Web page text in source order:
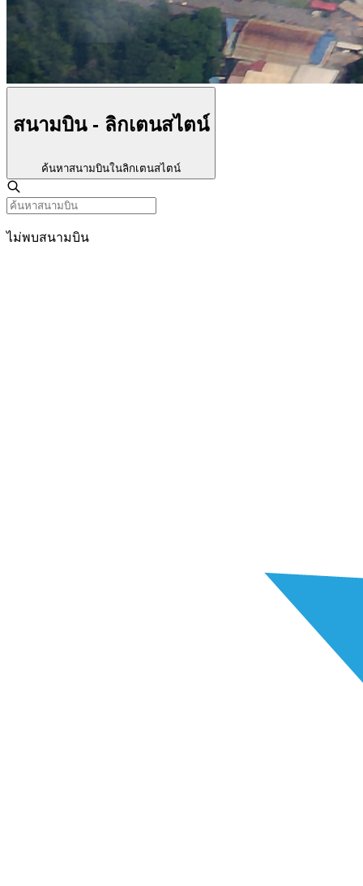
สนามบิน - ลิกเตนสไตน์
ค้นหาสนามบินในลิกเตนสไตน์
ไม่พบสนามบิน